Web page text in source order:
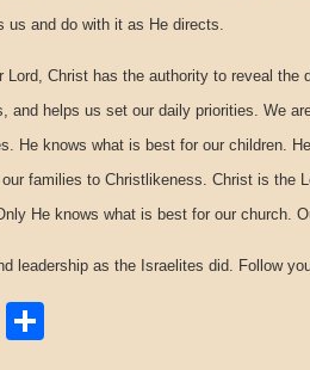
us and do with it as He directs.
Christ has the authority to reveal
and helps us set our daily priorities. We
He knows what is best for our children.
families to Christlikeness. Christ is the
He knows what is best for our church.
leadership as the Israelites did. Follow
Qzone